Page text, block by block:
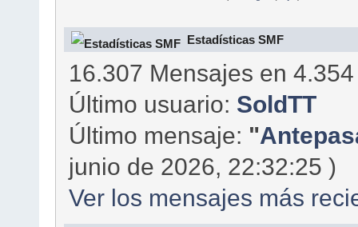
Estadísticas SMF
16.307 Mensajes en
Último usuario: SoldTT
Último mensaje: "
junio de 2026, 22:32:25 )
Ver los mensajes más